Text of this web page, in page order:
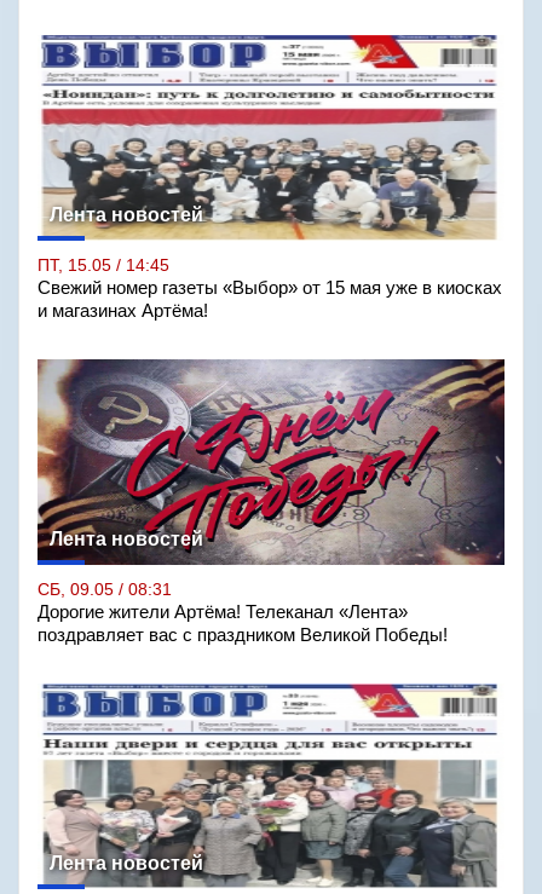
Лента новостей
ПТ, 15.05 / 14:45
Свежий номер газеты «Выбор» от 15 мая уже в киосках
и магазинах Артёма!
Лента новостей
СБ, 09.05 / 08:31
Дорогие жители Артёма! Телеканал «Лента»
поздравляет вас с праздником Великой Победы!
Лента новостей